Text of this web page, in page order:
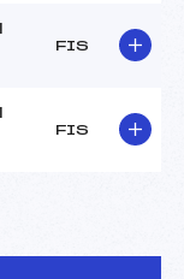
FIS
FIS